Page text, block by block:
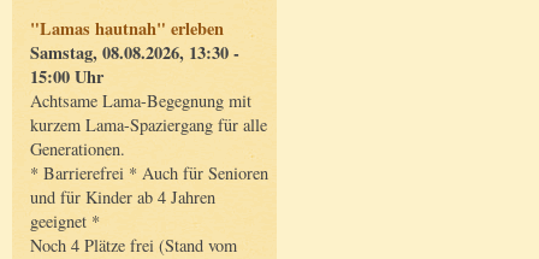
"Lamas hautnah" erleben
Samstag, 08.08.2026, 13:30 -
15:00 Uhr
Achtsame Lama-Begegnung mit
kurzem Lama-Spaziergang für alle
Generationen.
* Barrierefrei * Auch für Senioren
und für Kinder ab 4 Jahren
geeignet *
Noch 4 Plätze frei (Stand vom